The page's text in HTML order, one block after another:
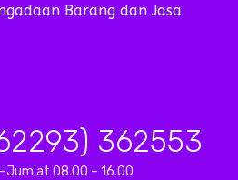
Barang dan Jasa
362553
08.00 – 16.00